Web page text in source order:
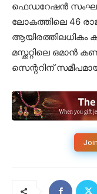
ഫെഡറേഷൻ
ലോകത്തിലെ 46
ആയിരത്തിലധികം
മസ്ക്കറ്റിലെ
സെന്ററിന്